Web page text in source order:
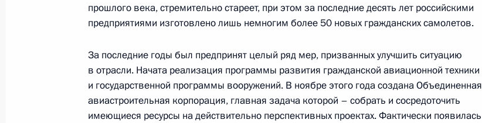
20 декабря 2006 года, 15:48 Москва, Кремль
19 декабря 2006 года, вторник
прошлого века, стремительно стареет, при этом за последние десять лет российскими
предприятиями изготовлено лишь немногим более 50 новых гражданских самолетов.
За последние годы был предпринят целый ряд мер, призванных улучшить ситуацию
в отрасли. Начата реализация программы развития гражданской авиационной техники
и государственной программы вооружений. В ноябре этого года создана Объединенная
авиастроительная корпорация, главная задача которой – собрать и сосредоточить
имеющиеся ресурсы на действительно перспективных проектах. Фактически появилась